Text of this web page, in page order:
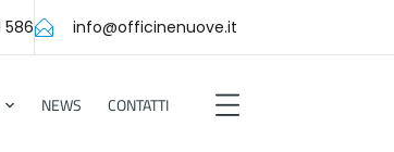
586 info@officinenuove.it
NEWS CONTATTI